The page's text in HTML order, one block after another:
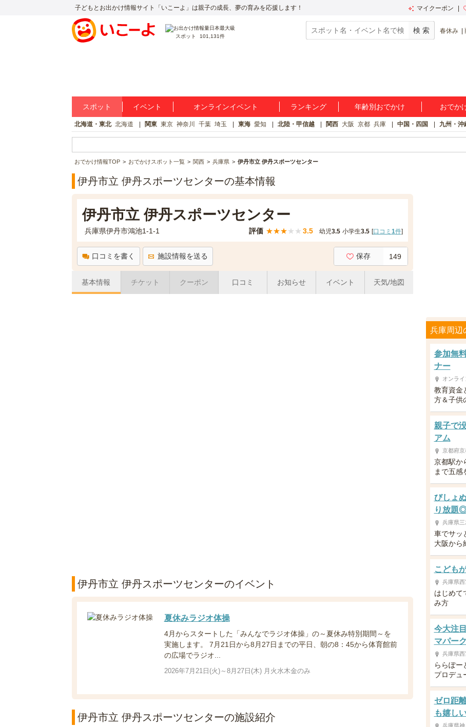
子どもとお出かけ情報サイト「いこーよ」は親子の成長、夢の育みを応援します！ マイクーポン
スポット 101,131件
春休み
スポット イベント オンラインイベント ランキング 年齢別おでかけ おでか
北海道・東北 北海道 関東 東京 神奈川 千葉 埼玉 東海 愛知 北陸・甲信越 関西 大阪 京都 兵庫 中国・四国 九州・沖
おでかけ情報TOP おでかけスポット一覧 関西 兵庫県 伊丹市立 伊丹スポーツセンター
伊丹市立 伊丹スポーツセンターの基本情報
伊丹市立 伊丹スポーツセンター
兵庫県伊丹市鴻池1-1-1 評価 ★★★★ ★ 3.5 幼児3.5 小学生3.5 [口コミ 1件]
口コミを書く 施設情報を送る 保存 149
基本情報 チケット クーポン 口コミ お知らせ イベント 天気/地図
伊丹市立 伊丹スポーツセンターのイベント
夏休みラジオ体操
4月からスタートした「みんなでラジオ体操」の～夏休み特別期間～を
実施します。 7月21日から8月27日までの平日、朝の8：45から体育館前
の広場でラジオ...
2026年7月21日(火)～8月27日(木) 月火水木金のみ
伊丹市立 伊丹スポーツセンターの施設紹介
兵庫周辺
参加無
ナー
オンライ
教育資金
方＆子供
親子で
アム
京都府
京都駅か
まで五感
びしょ
り放題
兵庫県三
車でサッ
大阪から
こども
兵庫県西
はじめて
み方
今大注
マパーク
兵庫県西
ららぽー
プロデュ
ゼロ距
も嬉し
兵庫県